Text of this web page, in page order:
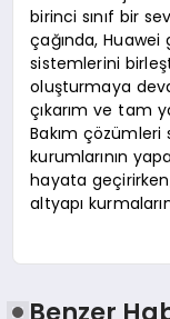
birinci sınıf bir
çağında,
sistemlerini
oluşturmaya
çıkarım ve tam
Bakım
kurumlarının
hayata
altyapı